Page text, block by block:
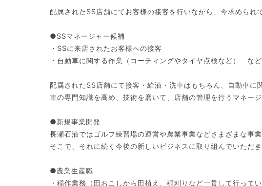
配属されたSS店舗にてお客様の接客を行いながら、今求められ
●SSマネージャー候補
・SSに来店されたお客様への接客
・自動車に関する作業（コーティングやタイヤ点検など） など
配属されたSS店舗にて接客・給油・洗車はもちろん、自動車に
車の専門知識を高め、技術を磨いて、店舗の管理を行うマネー
●新規事業開発
長瀬石油ではゴルフ練習場の運営や農業事業などさまざまな事業
そこで、それに続く今後の新しいビジネスに取り組んでいただ
●農業生産職
・稲作業務（田おこしから田植え、稲刈りなど一貫して行って